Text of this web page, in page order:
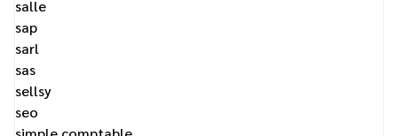
salle
sap
sarl
sas
sellsy
seo